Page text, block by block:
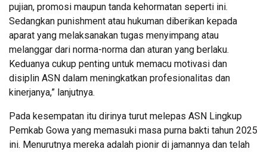
pujian, promosi maupun tanda kehormatan seperti ini.
Sedangkan punishment atau hukuman diberikan kepada
aparat yang melaksanakan tugas menyimpang atau
melanggar dari norma-norma dan aturan yang berlaku.
Keduanya cukup penting untuk memacu motivasi dan
disiplin ASN dalam meningkatkan profesionalitas dan
kinerjanya,” lanjutnya.
Pada kesempatan itu dirinya turut melepas ASN Lingkup
Pemkab Gowa yang memasuki masa purna bakti tahun 2025
ini. Menurutnya mereka adalah pionir di jamannya dan telah